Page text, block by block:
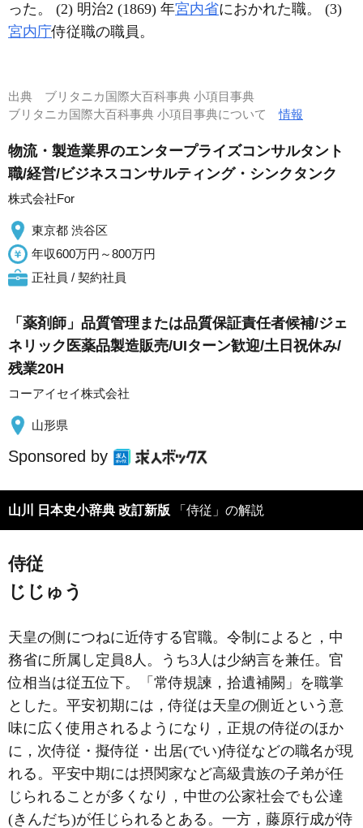
った。 (2) 明治2 (1869) 年宮内省におかれた職。 (3)
宮内庁侍従職の職員。
出典 ブリタニカ国際大百科事典 小項目事典
ブリタニカ国際大百科事典 小項目事典について情報
物流・製造業界のエンタープライズコンサルタント
職/経営/ビジネスコンサルティング・シンクタンク
株式会社For
東京都 渋谷区
年収600万円～800万円
正社員 / 契約社員
「薬剤師」品質管理または品質保証責任者候補/ジェ
ネリック医薬品製造販売/UIターン歓迎/土日祝休み/
残業20H
コーアイセイ株式会社
山形県
Sponsored by
山川 日本史小辞典 改訂新版 「侍従」の解説
侍従
じじゅう
天皇の側につねに近侍する官職。令制によると，中
務省に所属し定員8人。うち3人は少納言を兼任。官
位相当は従五位下。「常侍規諫，拾遺補闕」を職掌
とした。平安初期には，侍従は天皇の側近という意
味に広く使用されるようになり，正規の侍従のほか
に，次侍従・擬侍従・出居(でい)侍従などの職名が現
れる。平安中期には摂関家など高級貴族の子弟が任
じられることが多くなり，中世の公家社会でも公達
(きんだち)が任じられるとある。一方，藤原行成が侍